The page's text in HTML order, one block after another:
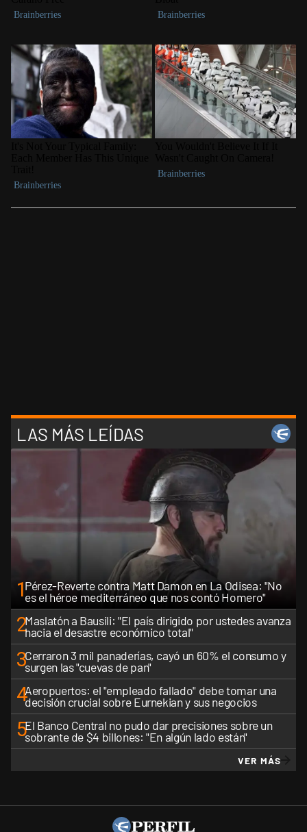
LAS MÁS LEÍDAS
1Pérez-Reverte contra Matt Damon en La Odisea: "No
es el héroe mediterráneo que nos contó Homero"
2Maslatón a Bausili: "El país dirigido por ustedes avanza
hacia el desastre económico total"
3Cerraron 3 mil panaderías, cayó un 60% el consumo y
surgen las "cuevas de pan"
4Aeropuertos: el "empleado fallado" debe tomar una
decisión crucial sobre Eurnekian y sus negocios
5El Banco Central no pudo dar precisiones sobre un
sobrante de $4 billones: "En algún lado están"
VER MÁS